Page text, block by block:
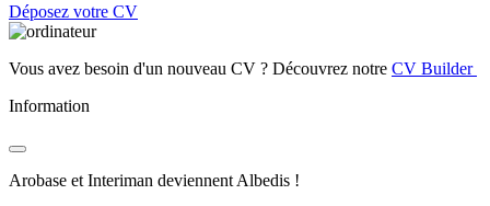
Déposez votre CV
Vous avez besoin d'un nouveau CV ? Découvrez notre CV Builder
Information
Arobase et Interiman deviennent Albedis !